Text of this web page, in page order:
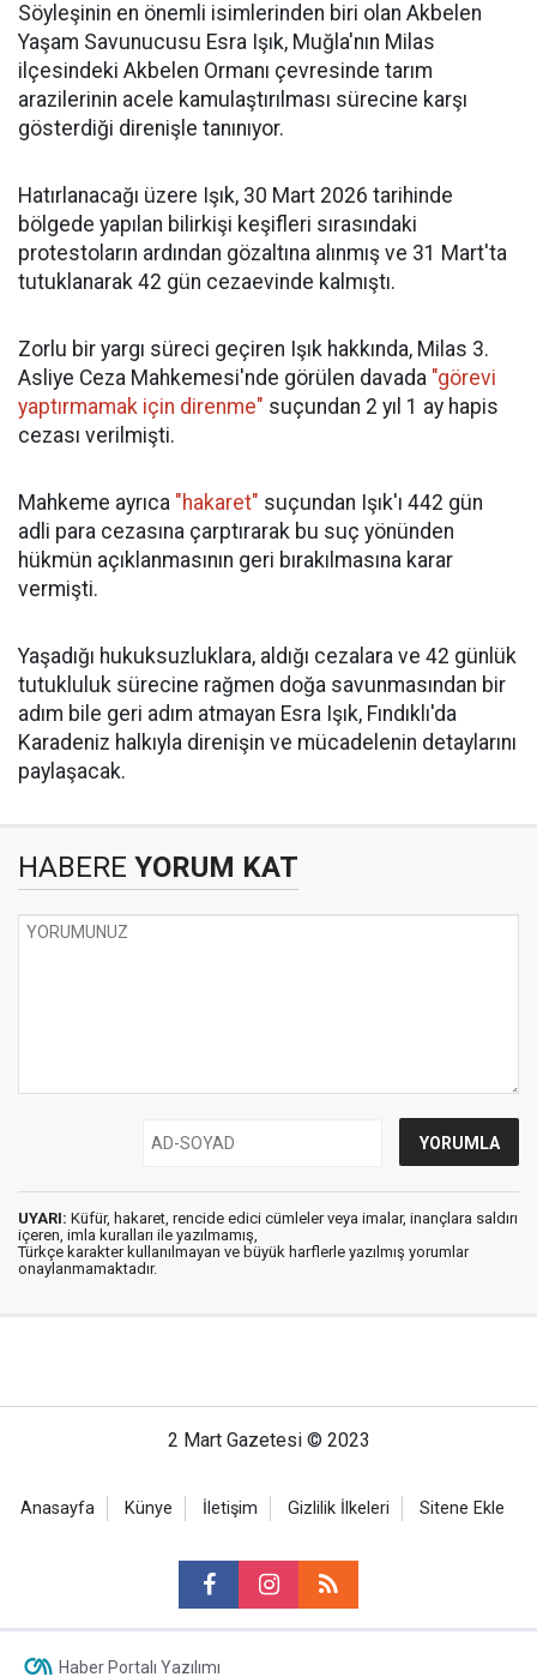
Söyleşinin en önemli isimlerinden biri olan Akbelen
Yaşam Savunucusu Esra Işık, Muğla'nın Milas
ilçesindeki Akbelen Ormanı çevresinde tarım
arazilerinin acele kamulaştırılması sürecine karşı
gösterdiği direnişle tanınıyor.
Hatırlanacağı üzere Işık, 30 Mart 2026 tarihinde
bölgede yapılan bilirkişi keşifleri sırasındaki
protestoların ardından gözaltına alınmış ve 31 Mart'ta
tutuklanarak 42 gün cezaevinde kalmıştı.
Zorlu bir yargı süreci geçiren Işık hakkında, Milas 3.
Asliye Ceza Mahkemesi'nde görülen davada "görevi
yaptırmamak için direnme" suçundan 2 yıl 1 ay hapis
cezası verilmişti.
Mahkeme ayrıca "hakaret" suçundan Işık'ı 442 gün
adli para cezasına çarptırarak bu suç yönünden
hükmün açıklanmasının geri bırakılmasına karar
vermişti.
Yaşadığı hukuksuzluklara, aldığı cezalara ve 42 günlük
tutukluluk sürecine rağmen doğa savunmasından bir
adım bile geri adım atmayan Esra Işık, Fındıklı'da
Karadeniz halkıyla direnişin ve mücadelenin detaylarını
paylaşacak.
HABERE YORUM KAT
UYARI: Küfür, hakaret, rencide edici cümleler veya imalar, inançlara saldırı
içeren, imla kuralları ile yazılmamış,
Türkçe karakter kullanılmayan ve büyük harflerle yazılmış yorumlar
onaylanmamaktadır.
2 Mart Gazetesi © 2023
Anasayfa Künye İletişim Gizlilik İlkeleri Sitene Ekle
Haber Portalı Yazılımı